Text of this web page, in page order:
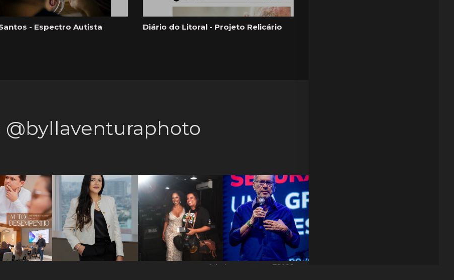
- Espectro Autista Diário do Litoral - Projeto Relicário
@byllaventuraphoto